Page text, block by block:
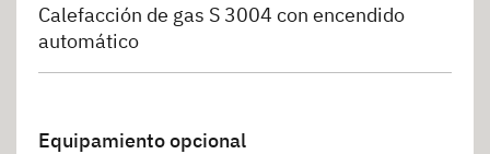
Calefacción de gas S 3004 con encendido
automático
Equipamiento opcional